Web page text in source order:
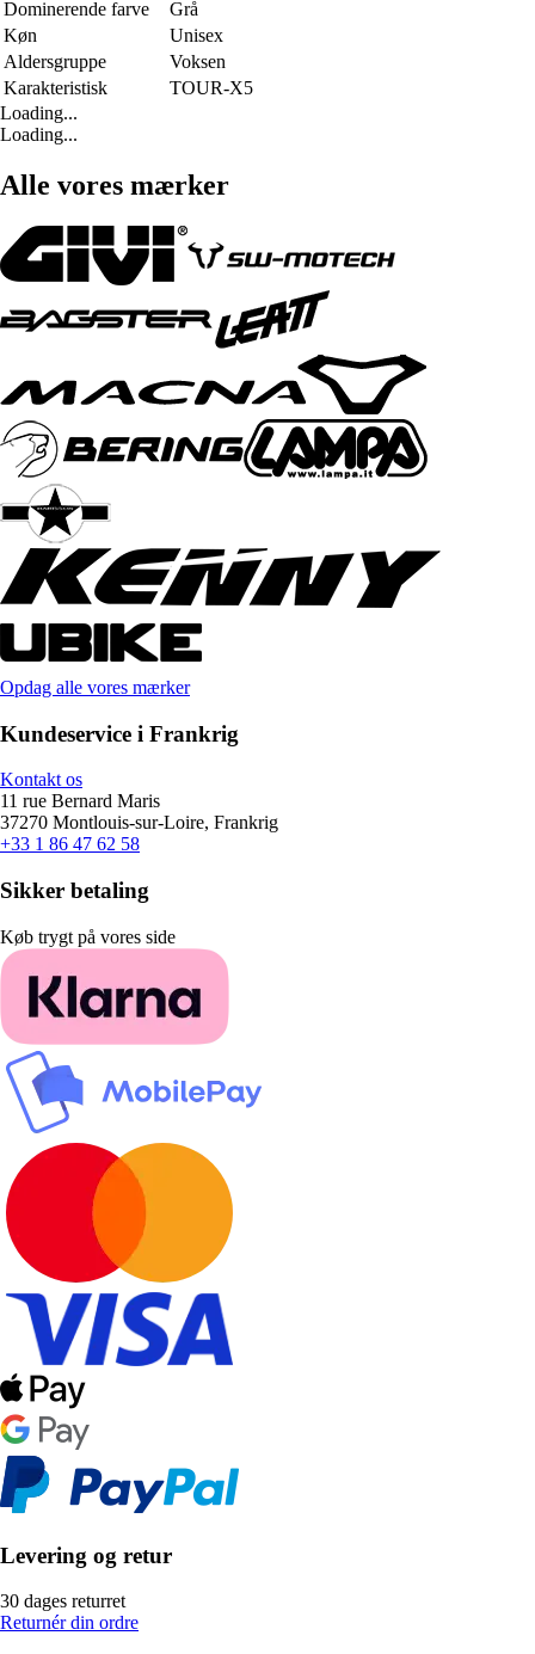
Dominerende farve
Grå
Køn
Unisex
Aldersgruppe
Voksen
Karakteristisk
TOUR-X5
Loading...
Loading...
Alle vores mærker
Opdag alle vores mærker
Kundeservice i Frankrig
Kontakt os
11 rue Bernard Maris
37270 Montlouis-sur-Loire, Frankrig
+33 1 86 47 62 58
Sikker betaling
Køb trygt på vores side
Levering og retur
30 dages returret
Returnér din ordre